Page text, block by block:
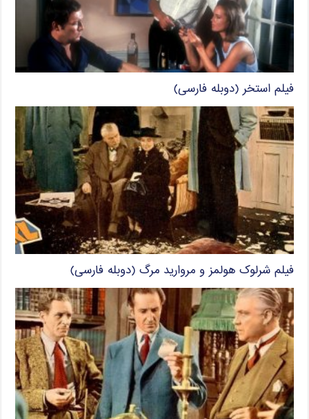
فیلم استخر (دوبله فارسی)
فیلم شرلوک هولمز و مروارید مرگ (دوبله فارسی)